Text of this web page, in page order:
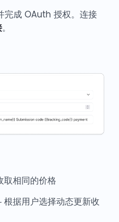
完成 OAuth 授权。连接
。
相同的价格
据用户选择动态更新收